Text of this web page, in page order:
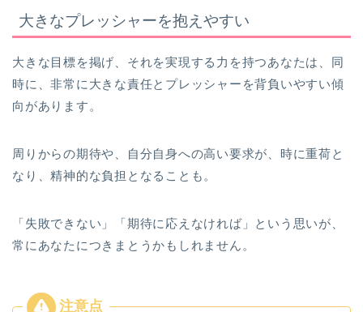
大きなプレッシャーを抱えやすい
大きな目標を掲げ、それを実現する力を持つあなたは、同
時に、非常に大きな責任とプレッシャーを背負いやすい傾
向があります。
周りからの期待や、自分自身への高い要求が、時に重荷と
なり、精神的な負担となることも。
「失敗できない」「期待に応えなければ」という思いが、
常にあなたにつきまとうかもしれません。